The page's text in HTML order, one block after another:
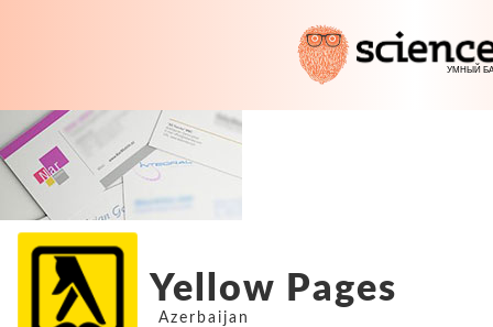
Yellow Pages
Azerbaijan